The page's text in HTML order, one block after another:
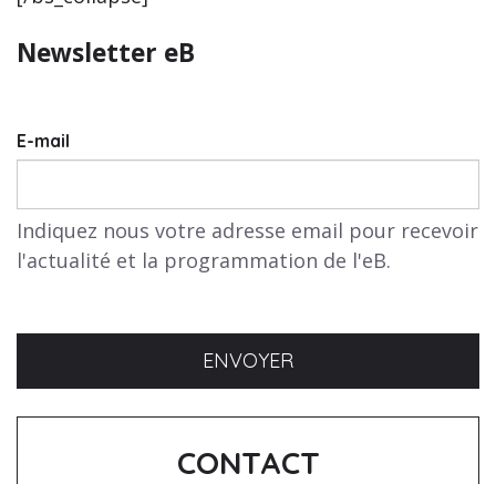
Newsletter eB
E-mail
Indiquez nous votre adresse email pour recevoir
l'actualité et la programmation de l'eB.
CONTACT